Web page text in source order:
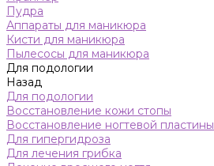
Пудра
Аппараты для маникюра
Кисти для маникюра
Пылесосы для маникюра
Для подологии
Назад
Для подологии
Восстановление кожи стопы
Восстановление ногтевой пластины
Для гипергидроза
Для лечения грибка